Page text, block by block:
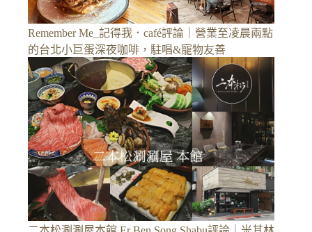
Remember Me_記得我．café評論｜營業至凌晨兩點
的台北小巨蛋深夜咖啡，駐唱&寵物友善